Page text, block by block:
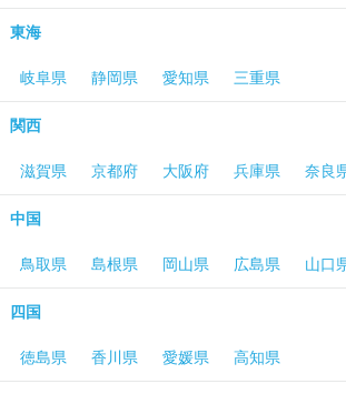
東海
岐阜県 静岡県 愛知県 三重県
関西
滋賀県 京都府 大阪府 兵庫県 奈良
中国
鳥取県 島根県 岡山県 広島県 山口
四国
徳島県 香川県 愛媛県 高知県